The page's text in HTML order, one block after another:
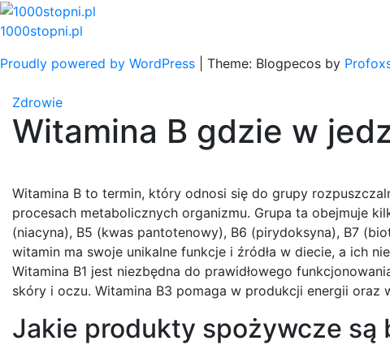
Skip
to
1000stopni.pl
Proudly powered by WordPress
Theme: Blogpecos by
Zdrowie
Witamina B gdzie w
Witamina B to termin, który odnosi się do grupy
procesach metabolicznych organizmu. Grupa ta obejmuje
(niacyna), B5 (kwas pantotenowy), B6 (pirydoksyna), B7
witamin ma swoje unikalne funkcje i źródła w diecie, a ich
Witamina B1 jest niezbędna do prawidłowego
skóry i oczu. Witamina B3 pomaga w produkcji energii oraz
Jakie produkty spożywcze są